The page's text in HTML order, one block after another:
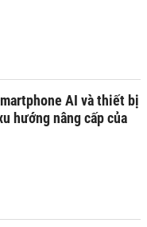
AI và thiết bị
hướng nâng cấp của